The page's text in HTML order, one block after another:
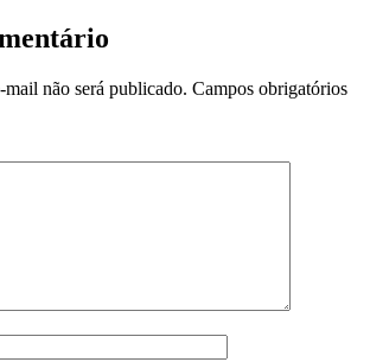
mail não será publicado. Campos obrigatórios